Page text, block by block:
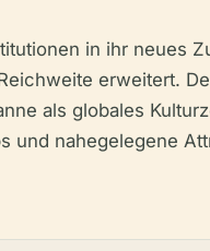
in ihr neues
erweitert.
als globales
und nahegelegene